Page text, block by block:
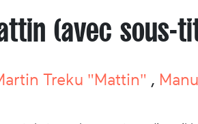
(avec sous-
Treku "Mattin" ,